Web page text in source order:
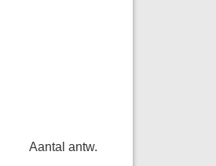
Aantal antw.